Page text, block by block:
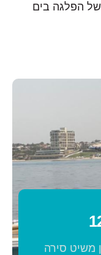
הפלגה בים
משיט סירה